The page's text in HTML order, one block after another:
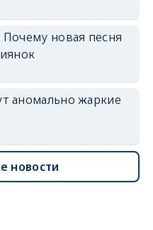
новая песня
аномально жаркие
новости